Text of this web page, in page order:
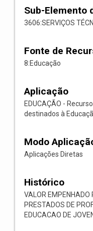
Sub-Elemento
3606:SERVIÇOS
Fonte de
8:Educação
Aplicação
EDUCAÇÃO -
destinados à
Modo
Aplicações Diretas
Histórico
VALOR EMPENHADO
PRESTADOS DE
EDUCACAO DE